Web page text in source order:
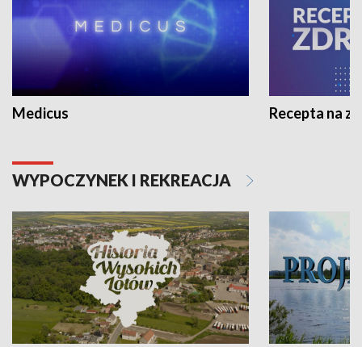
Medicus Recepta na
WYPOCZYNEK I REKREACJA